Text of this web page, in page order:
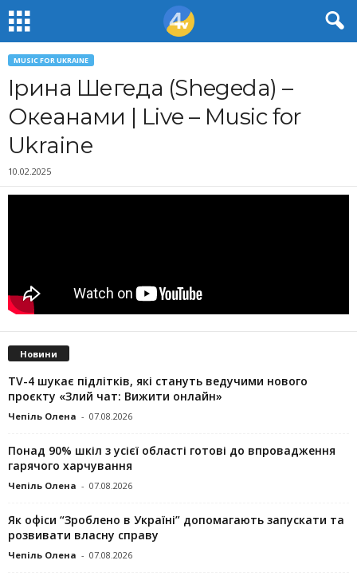
MUSIC FOR UKRAINE
Ірина Шегеда (Shegeda) –
Океанами | Live – Music for
Ukraine
10.02.2025
Новини
TV-4 шукає підлітків, які стануть ведучими нового
проєкту «Злий чат: Вижити онлайн»
Чепіль Олена - 07.08.2026
Понад 90% шкіл з усієї області готові до впровадження
гарячого харчування
Чепіль Олена - 07.08.2026
Як офіси “Зроблено в Україні” допомагають запускaти та
розвивати власну справу
Чепіль Олена - 07.08.2026